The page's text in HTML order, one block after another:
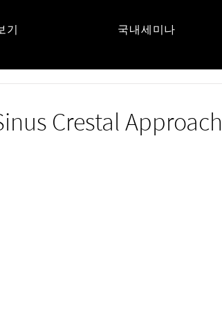
기 국내세미나
Crestal Approach